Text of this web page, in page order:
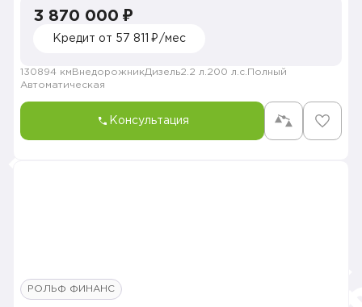
3 870 000 ₽
Кредит от 57 811 ₽/мес
130894 км ВнедорожникДизель2.2 л. 200 л.с. Полный
Автоматическая
Консультация
РОЛЬФ ФИНАНС